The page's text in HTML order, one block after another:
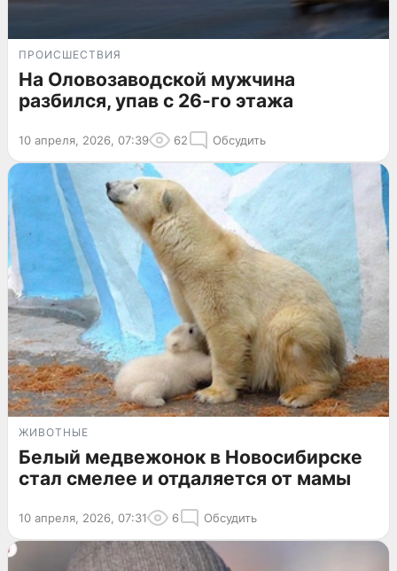
ПРОИСШЕСТВИЯ
На Оловозаводской мужчина
разбился, упав с 26-го этажа
10 апреля, 2026, 07:39 62 Обсудить
ЖИВОТНЫЕ
Белый медвежонок в Новосибирске
стал смелее и отдаляется от мамы
10 апреля, 2026, 07:31 6 Обсудить